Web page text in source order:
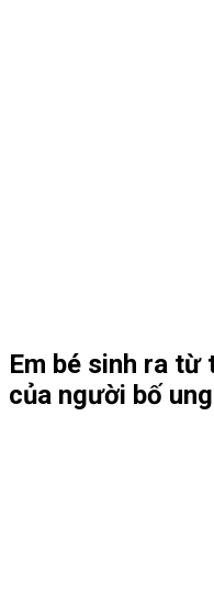
Em bé sinh ra từ
của người bố